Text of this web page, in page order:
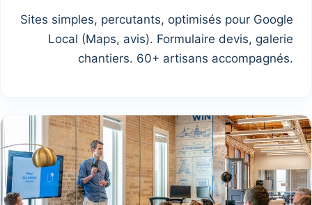
Sites simples, percutants, optimisés pour Google
Local (Maps, avis). Formulaire devis, galerie
chantiers. 60+ artisans accompagnés.